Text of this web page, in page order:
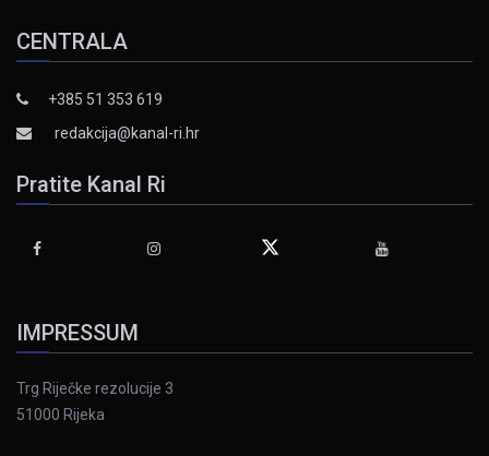
CENTRALA
+385 51 353 619
redakcija@kanal-ri.hr
Pratite Kanal Ri
IMPRESSUM
Trg Riječke rezolucije 3
51000 Rijeka